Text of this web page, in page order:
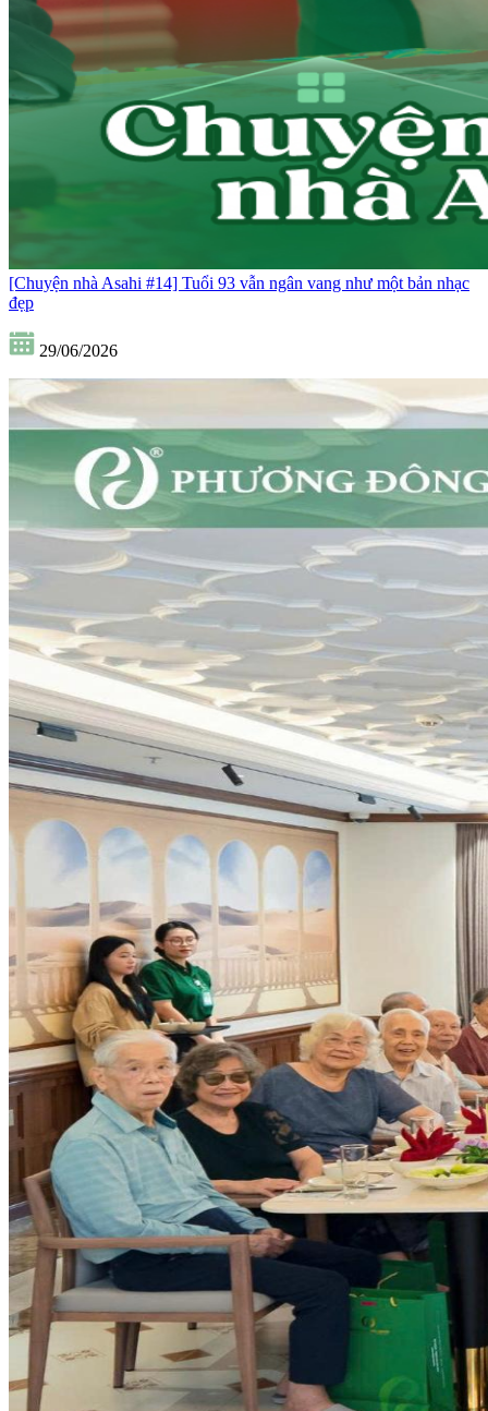
[Chuyện nhà Asahi #14] Tuổi 93 vẫn ngân vang như một bản nhạc
đẹp
29/06/2026